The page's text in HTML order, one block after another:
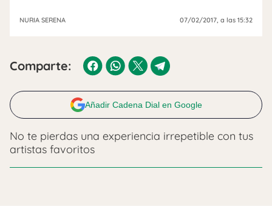
NURIA SERENA 07/02/2017 , a las 15:32
Comparte:
Añadir Cadena Dial en Google
No te pierdas una experiencia irrepetible con tus
artistas favoritos